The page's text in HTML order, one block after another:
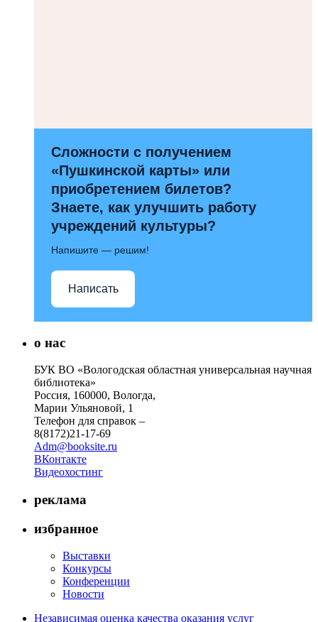
Сложности с получением
«Пушкинской карты» или
приобретением билетов?
Знаете, как улучшить работу
учреждений культуры?
Напишите — решим!
Написать
о нас
БУК ВО «Вологодская областная универсальная научная
библиотека»
Россия, 160000, Вологда,
Марии Ульяновой, 1
Телефон для справок –
8(8172)21-17-69
Adm@booksite.ru
ВКонтакте
Видеохостинг
реклама
избранное
Выставки
Конкурсы
Конференции
Новости
Независимая оценка качества оказания услуг